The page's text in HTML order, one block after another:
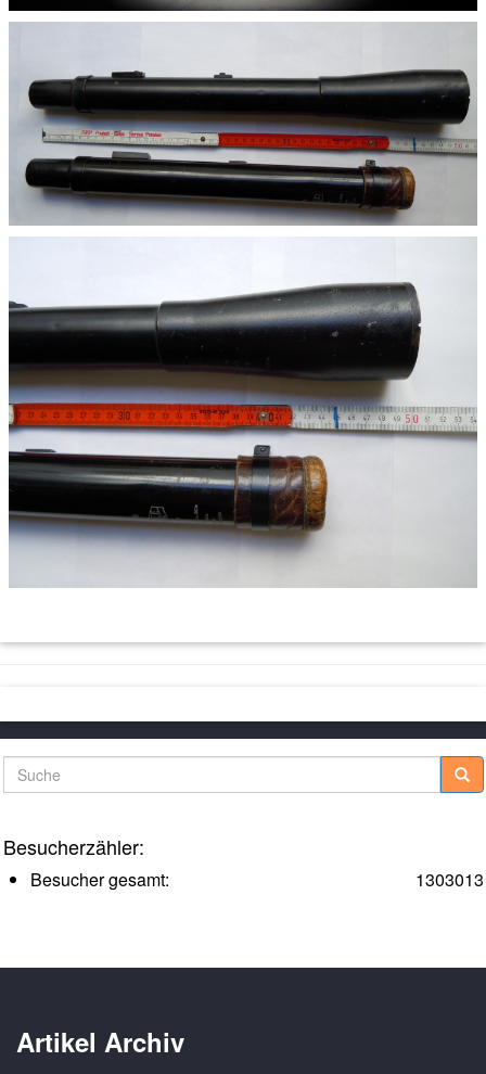
Suche
Besucherzähler:
1303013
Besucher gesamt:
Artikel Archiv